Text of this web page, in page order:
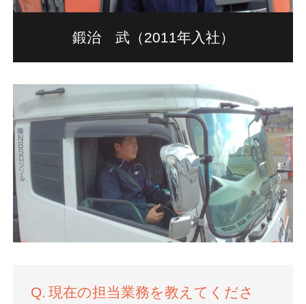
鍛治 武（2011年入社）
現在の担当業務を教えてくださ